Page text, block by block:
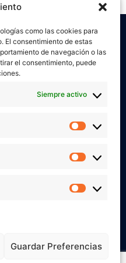
como las cookies para
El consentimiento de estas
de navegación o las
el consentimiento, puede
Siempre activo
Guardar Preferencias
licencia de